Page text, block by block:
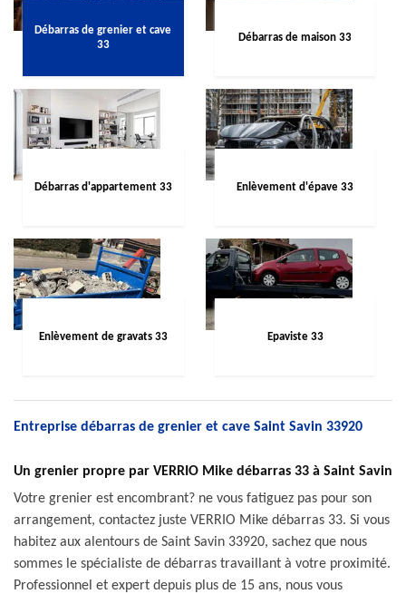
Débarras de grenier et cave
33
Débarras de maison 33
Débarras d'appartement 33 Enlèvement d'épave 33
Enlèvement de gravats 33 Epaviste 33
Entreprise débarras de grenier et cave Saint Savin 33920
Un grenier propre par VERRIO Mike débarras 33 à Saint Savin
Votre grenier est encombrant? ne vous fatiguez pas pour son
arrangement, contactez juste VERRIO Mike débarras 33. Si vous
habitez aux alentours de Saint Savin 33920, sachez que nous
sommes le spécialiste de débarras travaillant à votre proximité.
Professionnel et expert depuis plus de 15 ans, nous vous